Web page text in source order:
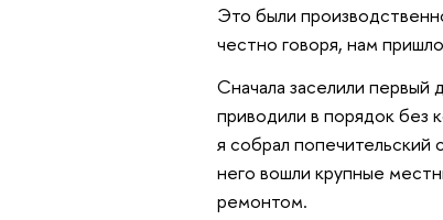
Это были
честно говоря, нам
Сначала заселили первый
приводили в порядок без
я собрал попечительский
него вошли крупные
ремонтом.